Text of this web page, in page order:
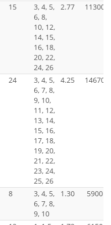
15
3, 4, 5,
6, 8,
10, 12,
14, 15,
16, 18,
20, 22,
24, 26
2.77 11300
24
3, 4, 5,
6, 7, 8,
9, 10,
11, 12,
13, 14,
15, 16,
17, 18,
19, 20,
21, 22,
23, 24,
25, 26
4.25 14670
8
3, 4, 5,
6, 7, 8,
9, 10
1.30 5900